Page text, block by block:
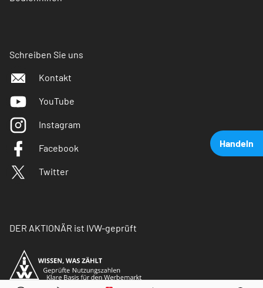
Handeln
Schreiben Sie uns
Kontakt
YouTube
Instagram
Facebook
Twitter
DER AKTIONÄR ist IVW-geprüft